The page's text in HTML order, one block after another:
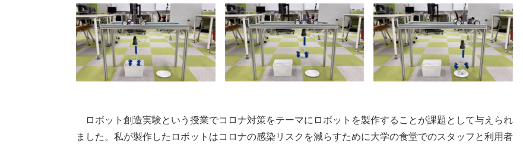
ロボット創造実験という授業でコロナ対策をテーマにロボットを製作することが課題として与えられ
ました。私が製作したロボットはコロナの感染リスクを減らすために大学の食堂でのスタッフと利用者